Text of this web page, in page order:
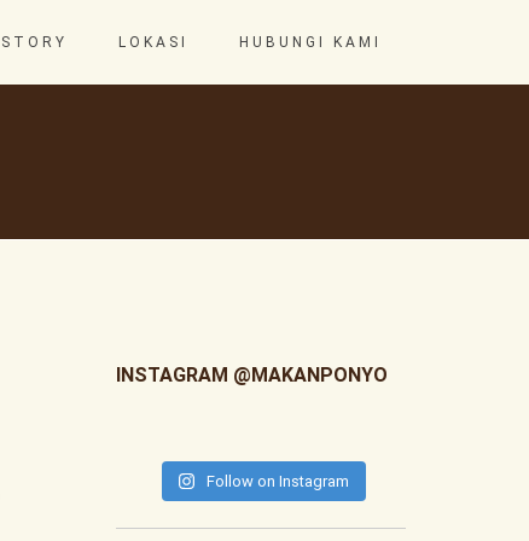
STORY LOKASI HUBUNGI KAMI
INSTAGRAM @MAKANPONYO
Follow on Instagram